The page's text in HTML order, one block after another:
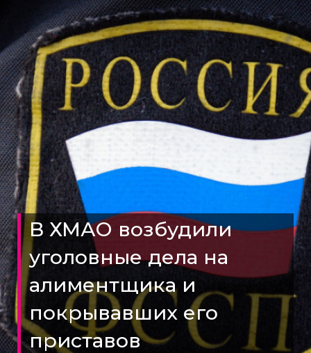
В ХМАО возбудили
уголовные дела на
алиментщика и
покрывавших его
приставов